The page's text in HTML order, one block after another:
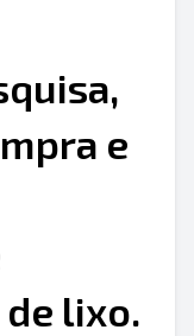
e
lixo.